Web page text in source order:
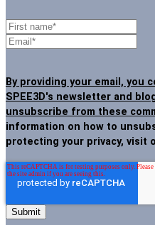
By providing your email, you
SPEE3D's newsletter and
unsubscribe from these
information on how to
protecting your privacy, visit